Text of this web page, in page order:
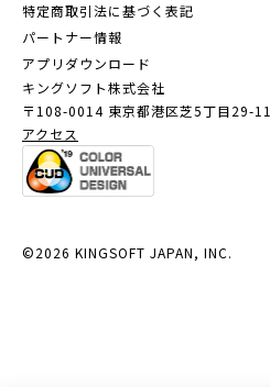
特定商取引法に基づく表記
パートナー情報
アプリダウンロード
キングソフト株式会社
〒108-0014 東京都港区芝5丁目29-11
アクセス
©2026 KINGSOFT JAPAN, INC.